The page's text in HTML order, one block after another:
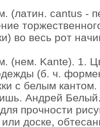
(латин. cantus -
во весь рот
(нем. Kante). 1.
(б. ч.
с белым
Андрей
прочности
доске,